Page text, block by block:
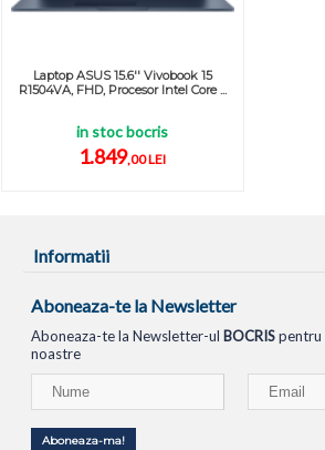
Laptop ASUS 15.6'' Vivobook 15
R1504VA, FHD, Procesor Intel Core ...
in stoc bocris
1.849,00 LEI
Informatii
Aboneaza-te la Newsletter
Aboneaza-te la Newsletter-ul BOCRISpentru
noastre
Aboneaza-ma!